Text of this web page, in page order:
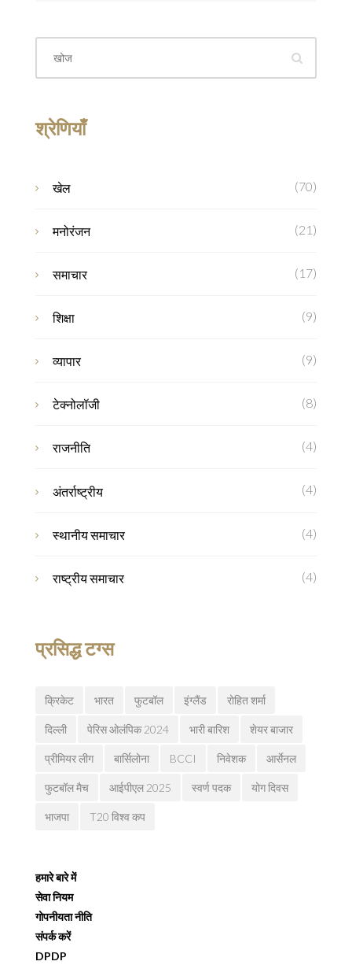
श्रेणियाँ
खेल (70)
मनोरंजन (21)
समाचार (17)
शिक्षा (9)
व्यापार (9)
टेक्नोलॉजी (8)
राजनीति (4)
अंतर्राष्ट्रीय (4)
स्थानीय समाचार (4)
राष्ट्रीय समाचार (4)
प्रसिद्ध टग्स
क्रिकेट भारत फुटबॉल इंग्लैंड रोहित शर्मा
दिल्ली पेरिस ओलंपिक 2024 भारी बारिश शेयर बाजार
प्रीमियर लीग बार्सिलोना BCCI निवेशक आर्सेनल
फुटबॉल मैच आईपीएल 2025 स्वर्ण पदक योग दिवस
भाजपा T20 विश्व कप
हमारे बारे में
सेवा नियम
गोपनीयता नीति
संपर्क करें
DPDP